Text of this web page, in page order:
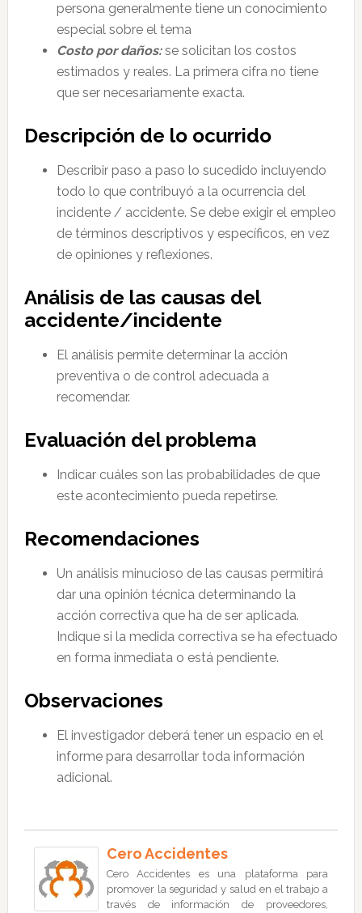
persona generalmente tiene un conocimiento
especial sobre el tema
Costo por daños:se solicitan los costos
estimados y reales. La primera cifra no tiene
que ser necesariamente exacta.
Descripción de lo ocurrido
Describir paso a paso lo sucedido incluyendo
todo lo que contribuyó a la ocurrencia del
incidente / accidente. Se debe exigir el empleo
de términos descriptivos y específicos, en vez
de opiniones y reflexiones.
Análisis de las causas del
accidente/incidente
El análisis permite determinar la acción
preventiva o de control adecuada a
recomendar.
Evaluación del problema
Indicar cuáles son las probabilidades de que
este acontecimiento pueda repetirse.
Recomendaciones
Un análisis minucioso de las causas permitirá
dar una opinión técnica determinando la
acción correctiva que ha de ser aplicada.
Indique si la medida correctiva se ha efectuado
en forma inmediata o está pendiente.
Observaciones
El investigador deberá tener un espacio en el
informe para desarrollar toda información
adicional.
Cero Accidentes
Cero Accidentes es una plataforma para
promover la seguridad y salud en el trabajo a
través de información de proveedores,